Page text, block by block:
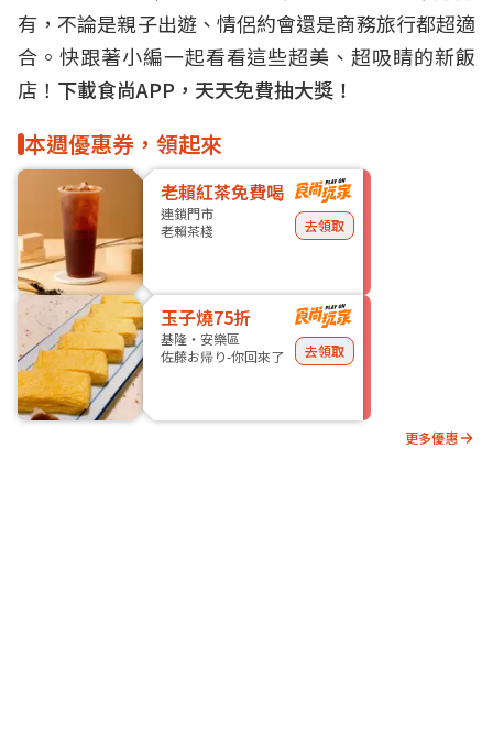
有，不論是親子出遊、情侶約會還是商務旅行都超適
合。快跟著小編一起看看這些超美、超吸睛的新飯
店！ 下載食尚APP，天天免費抽大獎！
本週優惠券，領起來
老賴紅茶免費喝
連鎖門市
老賴茶棧
去領取
玉子燒75折
基隆・安樂區
佐藤お帰り-你回來了
去領取
更多優惠